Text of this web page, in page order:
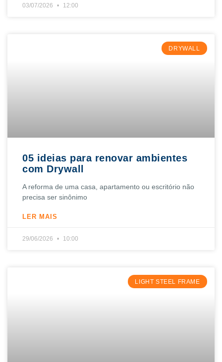
03/07/2026 12:00
DRYWALL
05 ideias para renovar ambientes
com Drywall
A reforma de uma casa, apartamento ou escritório não
precisa ser sinônimo
LER MAIS
29/06/2026 10:00
LIGHT STEEL FRAME